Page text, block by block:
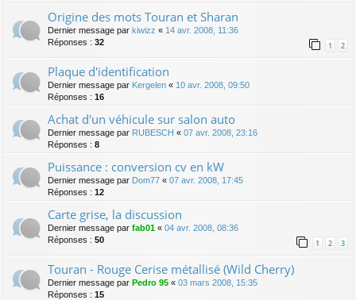
Origine des mots Touran et Sharan
Dernier message par kiwizz « 14 avr. 2008, 11:36
Réponses : 32 1 2
Plaque d'identification
Dernier message par Kergelen « 10 avr. 2008, 09:50
Réponses : 16
Achat d'un véhicule sur salon auto
Dernier message par RUBESCH « 07 avr. 2008, 23:16
Réponses : 8
Puissance : conversion cv en kW
Dernier message par Dom77 « 07 avr. 2008, 17:45
Réponses : 12
Carte grise, la discussion
Dernier message par fab01 « 04 avr. 2008, 08:36
Réponses : 50 1 2 3
Touran - Rouge Cerise métallisé (Wild Cherry)
Dernier message par Pedro 95 « 03 mars 2008, 15:35
Réponses : 15